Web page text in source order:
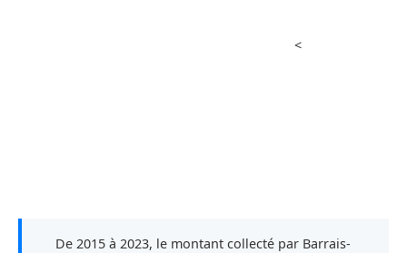
<
De 2015 à 2023, le montant collecté par Barrais-